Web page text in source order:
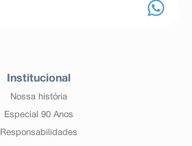
Institucional
Nossa história
Especial 90 Anos
Responsabilidades